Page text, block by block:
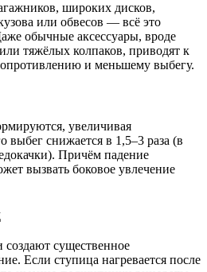
широких дисков,
или обвесов — всё это
обычные аксессуары, вроде
тяжёлых колпаков, приводят к
и меньшему выбегу.
увеличивая
выбег снижается в 1,5–3 раза (в
Причём падение
вызвать боковое увлечение
существенное
Если ступица нагревается после